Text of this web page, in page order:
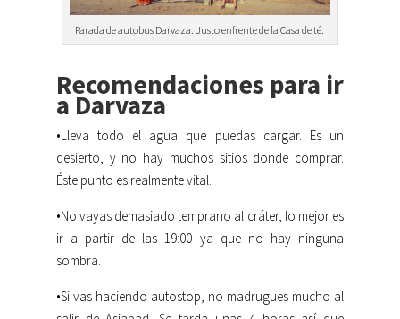
Parada de autobus Darvaza. Justo enfrente de la Casa de té.
Recomendaciones para ir
a Darvaza
•Lleva todo el agua que puedas cargar. Es un
desierto, y no hay muchos sitios donde comprar.
Éste punto es realmente vital.
•No vayas demasiado temprano al cráter, lo mejor es
ir a partir de las 19:00 ya que no hay ninguna
sombra.
•Si vas haciendo autostop, no madrugues mucho al